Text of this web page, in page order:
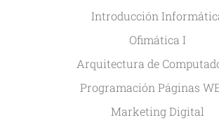
Introducción
Ofimática I
Arquitectura de
Programación Páginas
Marketing Digital